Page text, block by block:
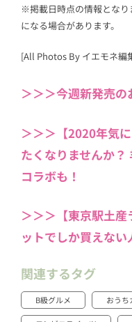
※掲載日時点の情報となり
になる場合があります。
[All Photos By イエモネ編
＞＞＞今週新発売
＞＞＞【2020年気
たくなりませんか
コラボも！
＞＞＞【東京駅土
ットでしか買えない
関連するタグ
B級グルメ おうち